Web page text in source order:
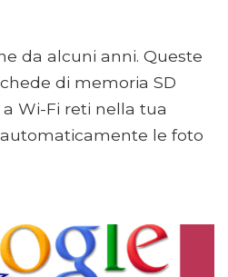
da alcuni anni. Queste
di memoria SD
Wi-Fi reti nella tua
le foto